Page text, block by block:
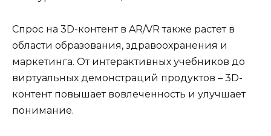
Спрос на 3D-контент в AR/VR также растет в
области образования, здравоохранения и
маркетинга. От интерактивных учебников до
виртуальных демонстраций продуктов – 3D-
контент повышает вовлеченность и улучшает
понимание.